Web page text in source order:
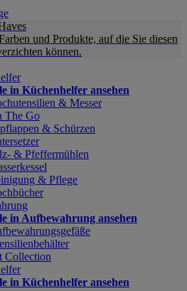
und Produkte, auf die Sie diesen
können.
in Küchenhelfer ansehen
& Messer
The Go
& Schürzen
& Pfeffermühlen
& Pflege
in Aufbewahrung ansehen
Collection
in Küchenhelfer ansehen